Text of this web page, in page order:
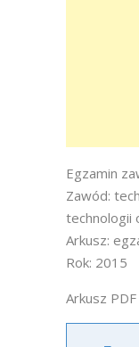
Egzamin
Zawód:
technologii
Arkusz:
Rok: 2015
Arkusz